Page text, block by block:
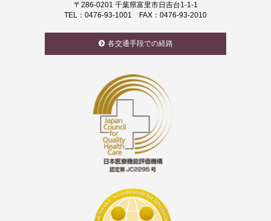
〒286-0201 千葉県富里市日吉台1-1-1
TEL：0476-93-1001 FAX：0476-93-2010
各交通手段での経路